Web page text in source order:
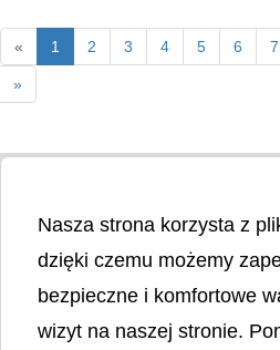
« 1 2 3 4 5 6 7
»
Liczba odwiedzin
Nasza strona korzysta z
dzięki czemu możemy
bezpieczne i komfortowe
wizyt na naszej stronie.